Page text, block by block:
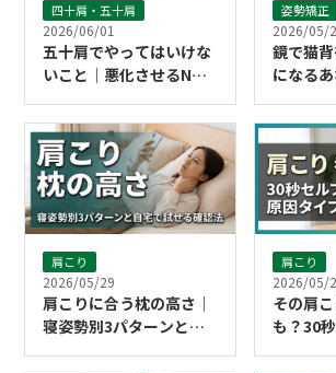
四十肩・五十肩
2026/06/01
五十肩でやってはいけな
いこと｜悪化させるNG
ケア
姿勢矯正
2026/05/
鏡で猫
になる
肩こり
2026/05/29
肩こりに合う枕の高さ｜
寝姿勢別3パターンと自
肩こり
2026/05/
その肩
も？30